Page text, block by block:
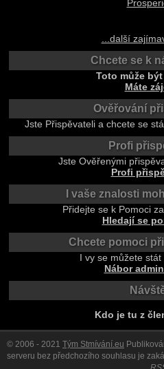
...další
Chcete se k
Toto může
Máte
Ověřování
Jste Přispěvateli a chcete se
Profi
Jste Ověřenými
Profi
I vaše znalosti
Přidejte se k Pomoci
Hledají se
Chcete pomoci
I vy se můžete stát
Nábor
Kdo je tu z
© 2006 - 2021 Tým Stmívání.eu
serveru bez předchozího souhlasu je